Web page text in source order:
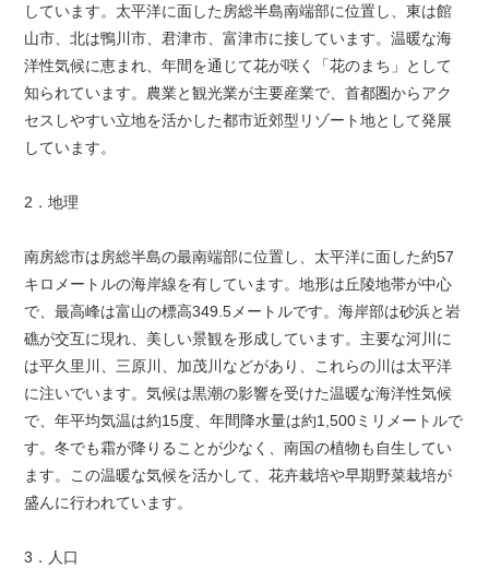
しています。太平洋に面した房総半島南端部に位置し、東は館
山市、北は鴨川市、君津市、富津市に接しています。温暖な海
洋性気候に恵まれ、年間を通じて花が咲く「花のまち」として
知られています。農業と観光業が主要産業で、首都圏からアク
セスしやすい立地を活かした都市近郊型リゾート地として発展
しています。
2．地理
南房総市は房総半島の最南端部に位置し、太平洋に面した約57
キロメートルの海岸線を有しています。地形は丘陵地帯が中心
で、最高峰は富山の標高349.5メートルです。海岸部は砂浜と岩
礁が交互に現れ、美しい景観を形成しています。主要な河川に
は平久里川、三原川、加茂川などがあり、これらの川は太平洋
に注いでいます。気候は黒潮の影響を受けた温暖な海洋性気候
で、年平均気温は約15度、年間降水量は約1,500ミリメートルで
す。冬でも霜が降りることが少なく、南国の植物も自生してい
ます。この温暖な気候を活かして、花卉栽培や早期野菜栽培が
盛んに行われています。
3．人口